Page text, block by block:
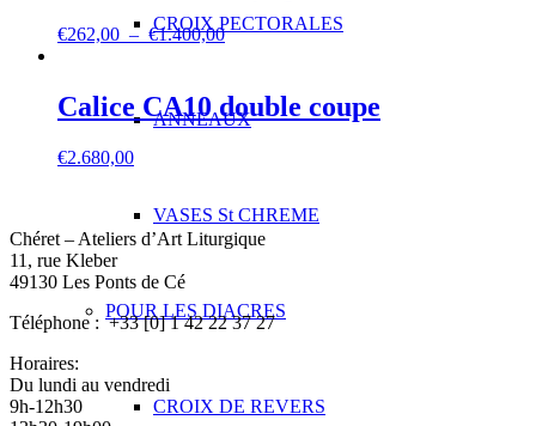
CROIX PECTORALES
ANNEAUX
VASES St CHREME
POUR LES DIACRES
CROIX DE REVERS
€262,00 – €1.400,00Plage
€262,00
à
Calice CA10 double coupe
€2.680,00
Chéret – Ateliers d’Art Liturgique
11, rue Kleber
49130 Les Ponts de Cé
Téléphone : +33 [0] 1 42 22 37 27
Horaires:
Du lundi au vendredi
9h-12h30